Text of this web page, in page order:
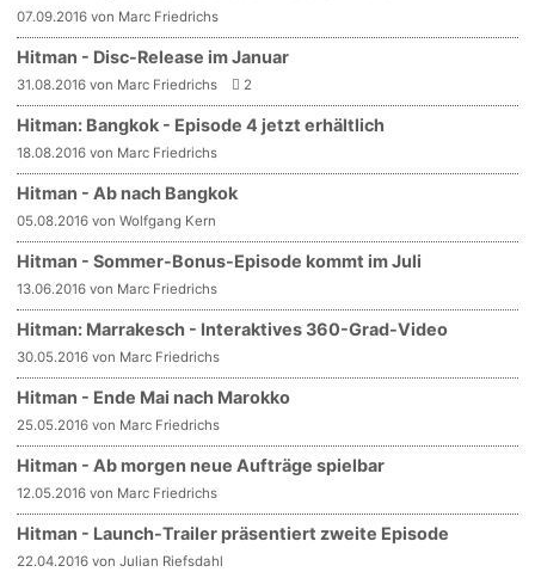
07.09.2016 von Marc Friedrichs
Hitman - Disc-Release im Januar
31.08.2016 von Marc Friedrichs 2
Hitman: Bangkok - Episode 4 jetzt erhältlich
18.08.2016 von Marc Friedrichs
Hitman - Ab nach Bangkok
05.08.2016 von Wolfgang Kern
Hitman - Sommer-Bonus-Episode kommt im Juli
13.06.2016 von Marc Friedrichs
Hitman: Marrakesch - Interaktives 360-Grad-Video
30.05.2016 von Marc Friedrichs
Hitman - Ende Mai nach Marokko
25.05.2016 von Marc Friedrichs
Hitman - Ab morgen neue Aufträge spielbar
12.05.2016 von Marc Friedrichs
Hitman - Launch-Trailer präsentiert zweite Episode
22.04.2016 von Julian Riefsdahl